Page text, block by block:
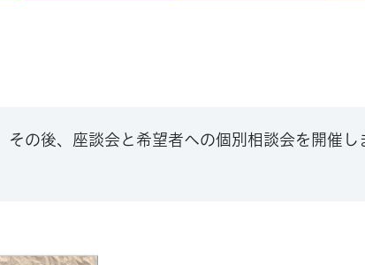
の後、座談会と希望者への個別相談会を開催